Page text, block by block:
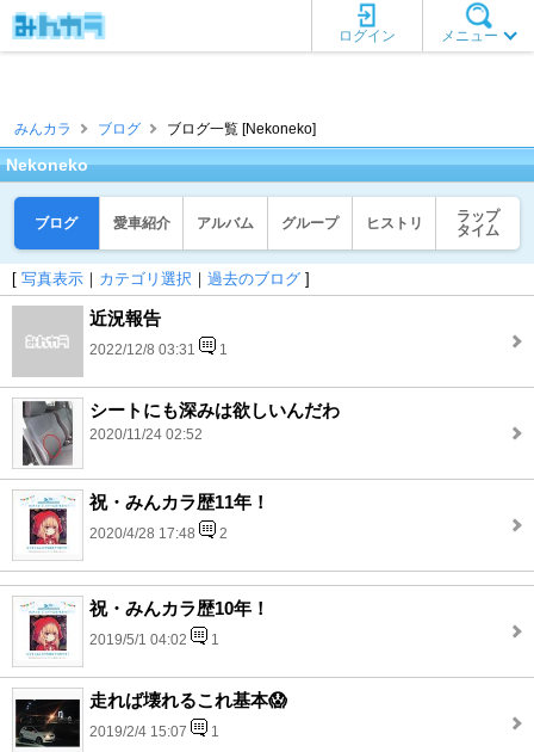
メニュー
ログイン
みんカラ ブログ ブログ一覧 [Nekoneko]
Nekoneko
ブログ 愛車紹介 アルバム グループ ヒストリ
ラップ
タイム
[ 写真表示 ｜ カテゴリ選択 ｜ 過去のブログ ]
近況報告
2022/12/8 03:31 1
シートにも深みは欲しいんだわ
2020/11/24 02:52
祝・みんカラ歴11年！
2020/4/28 17:48 2
祝・みんカラ歴10年！
2019/5/1 04:02 1
走れば壊れるこれ基本😱
2019/2/4 15:07 1